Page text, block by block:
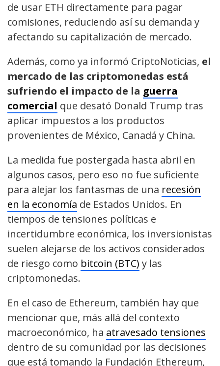
de usar ETH directamente para pagar
comisiones, reduciendo así su demanda y
afectando su capitalización de mercado.
Además, como ya informó CriptoNoticias, el
mercado de las criptomonedas está
sufriendo el impacto de la guerra
comercial que desató Donald Trump tras
aplicar impuestos a los productos
provenientes de México, Canadá y China.
La medida fue postergada hasta abril en
algunos casos, pero eso no fue suficiente
para alejar los fantasmas de una recesión
en la economía de Estados Unidos. En
tiempos de tensiones políticas e
incertidumbre económica, los inversionistas
suelen alejarse de los activos considerados
de riesgo como bitcoin (BTC) y las
criptomonedas.
En el caso de Ethereum, también hay que
mencionar que, más allá del contexto
macroeconómico, ha atravesado tensiones
dentro de su comunidad por las decisiones
que está tomando la Fundación Ethereum,